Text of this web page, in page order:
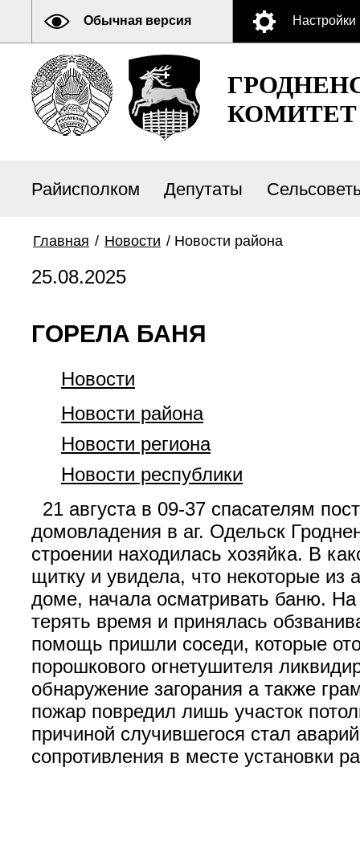
Обычная версия Настройки
КОМИТЕТ
Райисполком Депутаты
Главная / Новости / Новости района
25.08.2025
ГОРЕЛА БАНЯ
Новости
Новости района
Новости региона
Новости республики
21 августа в 09-37 спасателям
домовладения в аг. Одельск
строении находилась хозяйка. В
щитку и увидела, что некоторые
доме, начала осматривать баню.
терять время и принялась
помощь пришли соседи, которые
порошкового огнетушителя
обнаружение загорания а также
пожар повредил лишь участок
причиной случившегося стал
сопротивления в месте установки